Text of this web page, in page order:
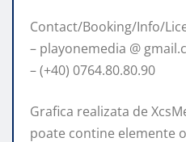
Contact/Booking/Info/
– playonemedia @
– (+40) 0764.80.80.90
Grafica realizata de
poate contine elemente